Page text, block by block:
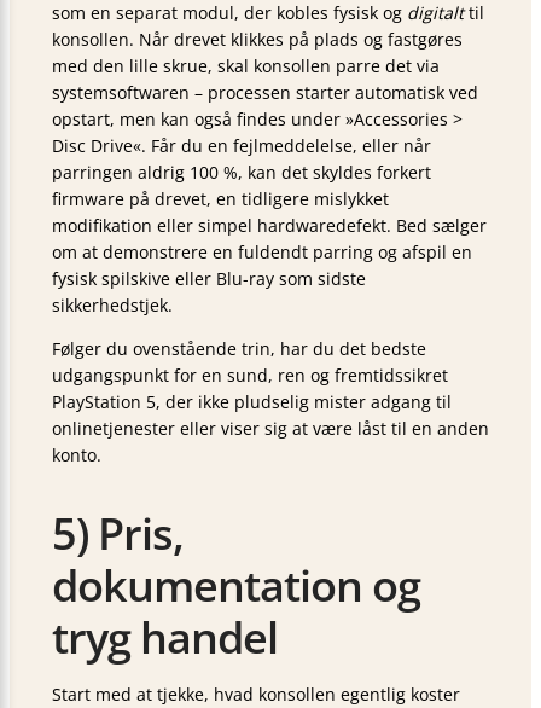
som en separat modul, der kobles fysisk og digitalttil
konsollen. Når drevet klikkes på plads og fastgøres
med den lille skrue, skal konsollen parre det via
systemsoftwaren – processen starter automatisk ved
opstart, men kan også findes under »Accessories >
Disc Drive«. Får du en fejlmeddelelse, eller når
parringen aldrig 100 %, kan det skyldes forkert
firmware på drevet, en tidligere mislykket
modifikation eller simpel hardwaredefekt. Bed sælger
om at demonstrere en fuldendt parring og afspil en
fysisk spilskive eller Blu-ray som sidste
sikkerhedstjek.
Følger du ovenstående trin, har du det bedste
udgangspunkt for en sund, ren og fremtidssikret
PlayStation 5, der ikke pludselig mister adgang til
onlinetjenester eller viser sig at være låst til en anden
konto.
5) Pris,
dokumentation og
tryg handel
Start med at tjekke, hvad konsollen egentlig koster